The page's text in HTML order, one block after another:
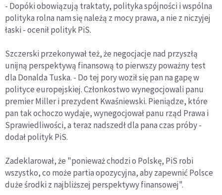
- Dopóki obowiązują traktaty, polityka spójności i wspólna
polityka rolna nam się należą z mocy prawa, a nie z niczyjej
łaski - ocenił polityk PiS.
Szczerski przekonywał też, że negocjacje nad przyszłą
unijną perspektywą finansową to pierwszy poważny test
dla Donalda Tuska. - Do tej pory woził się pan na gapę w
polityce europejskiej. Członkostwo wynegocjowali panu
premier Miller i prezydent Kwaśniewski. Pieniądze, które
pan tak ochoczo wydaje, wynegocjował panu rząd Prawa i
Sprawiedliwości, a teraz nadszedł dla pana czas próby -
dodał polityk PiS.
Zadeklarował, że "ponieważ chodzi o Polskę, PiS robi
wszystko, co może partia opozycyjna, aby zapewnić Polsce
duże środki z najbliższej perspektywy finansowej".